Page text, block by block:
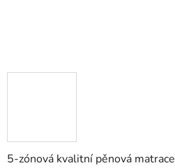
5-zónová kvalitní pěnová matrace